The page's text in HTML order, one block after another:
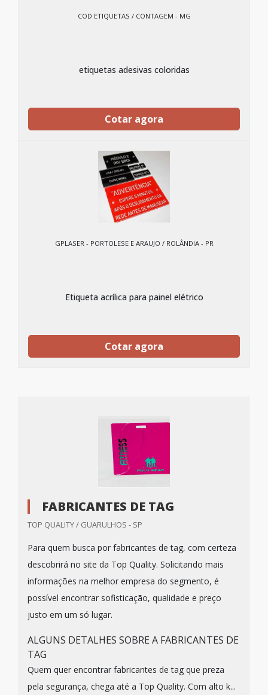
COD ETIQUETAS / CONTAGEM - MG
etiquetas adesivas coloridas
Cotar agora
GPLASER - PORTOLESE E ARAUJO / ROLÂNDIA - PR
Etiqueta acrílica para painel elétrico
Cotar agora
FABRICANTES DE TAG
TOP QUALITY / GUARULHOS - SP
Para quem busca por fabricantes de tag, com certeza
descobrirá no site da Top Quality. Solicitando mais
informações na melhor empresa do segmento, é
possível encontrar sofisticação, qualidade e preço
justo em um só lugar.
ALGUNS DETALHES SOBRE A FABRICANTES DE
TAG
Quem quer encontrar fabricantes de tag que preza
pela segurança, chega até a Top Quality. Com alto k...